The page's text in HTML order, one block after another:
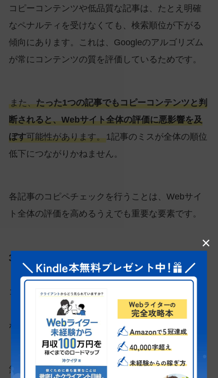
コピーコンテンツや低品質な記事は、たとえ明確
なペナルティを受けなくても、検索順位が下がる
傾向にあります。これは、Googleのアルゴリズム
が常にコンテンツの質を評価しているためです。
また、たった1つの記事でもコピーコンテンツと判
断されると、Webサイト全体の評価に悪影響を及
ぼす可能性があります。1記事のミスが全体の順位
低下につながりかねません。
各記事のコピペチェックを行うことは、Webサイ
ト全体の評価を高めるうえでも重要な要素です。
3. コンテンツの信頼性を高めるため
コピペチェックは単に文章を確認するだけでな
く、コンテンツの信頼性と法的安全性を守る重要
な作業です。
無断でコピーした文章を使用すると、著作権侵害
×